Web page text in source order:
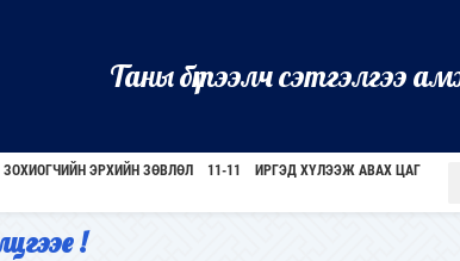
Таны бүтээлч сэтгэлгээ
ЗОХИОГЧИЙН ЭРХИЙН ЗӨВЛӨЛ 11-11 ИРГЭД ХҮЛЭЭЖ АВАХ ЦАГ
!